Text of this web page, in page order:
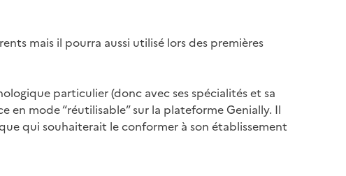
mais il pourra aussi utilisé lors des premières
particulier (donc avec ses spécialités et sa
en mode “réutilisable” sur la plateforme Genially. Il
qui souhaiterait le conformer à son établissement